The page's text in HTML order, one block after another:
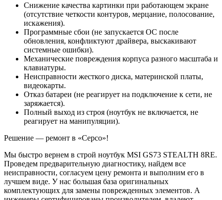
Снижение качества картинки при работающем экране
(отсутствие четкости контуров, мерцание, полосование,
искажения).
Программные сбои (не запускается ОС после
обновления, конфликтуют драйвера, выскакивают
системные ошибки).
Механические повреждения корпуса разного масштаба и
клавиатуры.
Неисправности жесткого диска, материнской платы,
видеокарты.
Отказ батареи (не реагирует на подключение к сети, не
заряжается).
Полный выход из строя (ноутбук не включается, не
реагирует на манипуляции).
Решение — ремонт в «Серсо»!
Мы быстро вернем в строй ноутбук MSI GS73 STEALTH 8RE.
Проведем предварительную диагностику, найдем все
неисправности, согласуем цену ремонта и выполним его в
лучшем виде. У нас большая база оригинальных
комплектующих для замены поврежденных элементов. А